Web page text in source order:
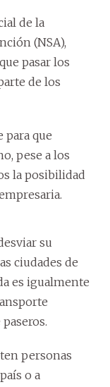
de la
(NSA),
pasar los
de los
para que
pese a los
la posibilidad
su
ciudades de
es igualmente
personas
o a